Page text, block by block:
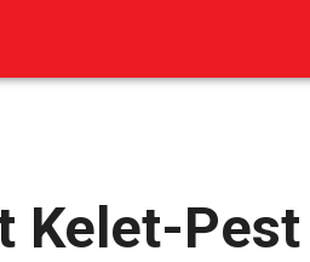
Kelet-